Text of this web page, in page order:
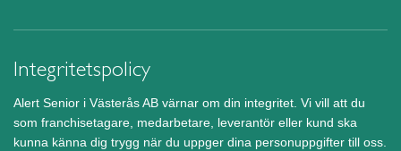
Integritetspolicy
Alert Senior i Västerås AB värnar om din integritet. Vi vill att du
som franchisetagare, medarbetare, leverantör eller kund ska
kunna känna dig trygg när du uppger dina personuppgifter till oss.